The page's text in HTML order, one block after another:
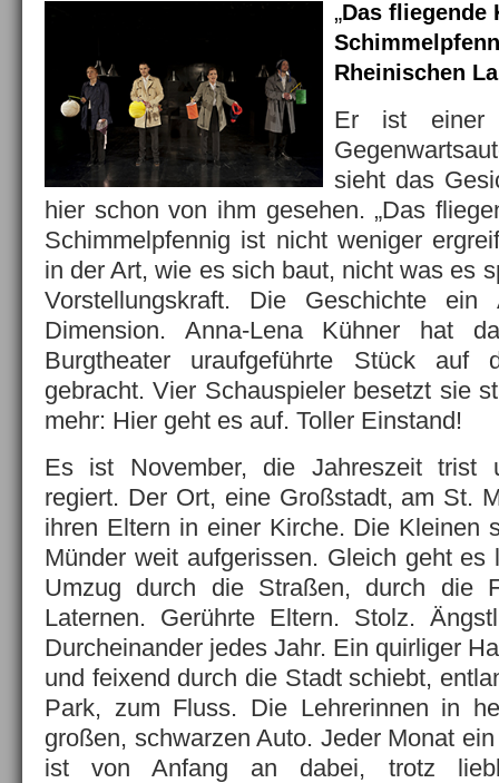
„Das fliegende
Rheinischen
Er ist einer
sieht das
hier schon von ihm gesehen. „Das
Schimmelpfennig ist nicht weniger
in der Art, wie es sich baut, nicht was es
Vorstellungskraft. Die Geschichte ein
Dimension. Anna-Lena Kühner hat
Burgtheater uraufgeführte Stück
gebracht. Vier Schauspieler besetzt sie
mehr: Hier geht es auf. Toller Einstand!
Es ist November, die Jahreszeit trist
regiert. Der Ort, eine Großstadt, am St.
ihren Eltern in einer Kirche. Die Kleinen
Münder weit aufgerissen. Gleich geht es
Umzug durch die Straßen, durch die
Laternen. Gerührte Eltern. Stolz.
Durcheinander jedes Jahr. Ein quirliger
und feixend durch die Stadt schiebt,
Park, zum Fluss. Die Lehrerinnen in
großen, schwarzen Auto. Jeder Monat
ist von Anfang an dabei, trotz